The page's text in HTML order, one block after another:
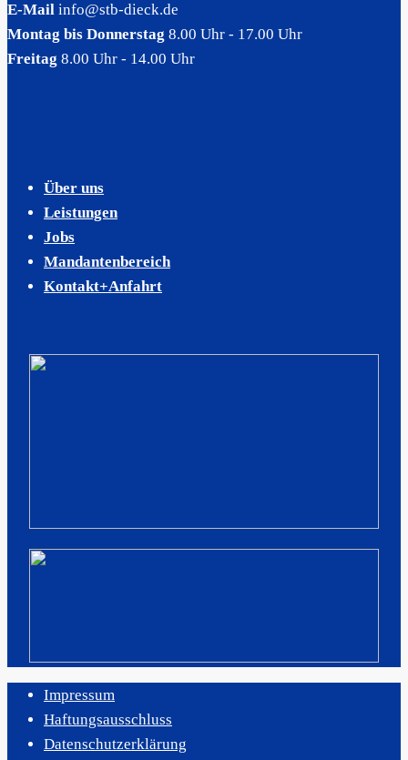
E-Mail info@stb-dieck.de
Montag bis Donnerstag 8.00 Uhr - 17.00 Uhr
Freitag 8.00 Uhr - 14.00 Uhr
Über uns
Leistungen
Jobs
Mandantenbereich
Kontakt+Anfahrt
Impressum
Haftungsausschluss
Datenschutzerklärung